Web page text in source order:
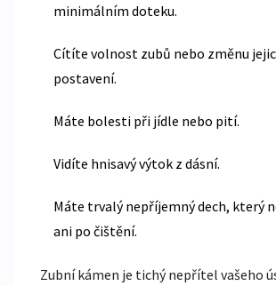
minimálním doteku.
Cítíte volnost zubů nebo změnu
postavení.
Máte bolesti při jídle nebo pití.
Vidíte hnisavý výtok z dásní.
Máte trvalý nepříjemný dech, který
ani po čištění.
Zubní kámen je tichý nepřítel vašeho